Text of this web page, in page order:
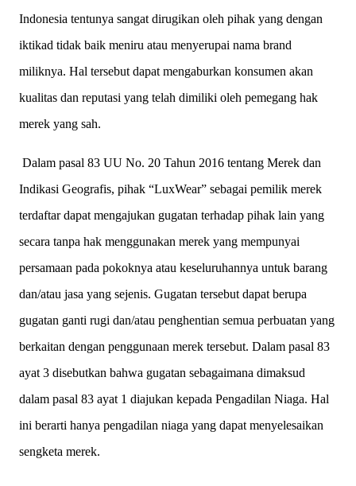
Indonesia tentunya sangat dirugikan oleh pihak yang dengan
iktikad tidak baik meniru atau menyerupai nama brand
miliknya. Hal tersebut dapat mengaburkan konsumen akan
kualitas dan reputasi yang telah dimiliki oleh pemegang hak
merek yang sah.
Dalam pasal 83 UU No. 20 Tahun 2016 tentang Merek dan
Indikasi Geografis, pihak “LuxWear” sebagai pemilik merek
terdaftar dapat mengajukan gugatan terhadap pihak lain yang
secara tanpa hak menggunakan merek yang mempunyai
persamaan pada pokoknya atau keseluruhannya untuk barang
dan/atau jasa yang sejenis. Gugatan tersebut dapat berupa
gugatan ganti rugi dan/atau penghentian semua perbuatan yang
berkaitan dengan penggunaan merek tersebut. Dalam pasal 83
ayat 3 disebutkan bahwa gugatan sebagaimana dimaksud
dalam pasal 83 ayat 1 diajukan kepada Pengadilan Niaga. Hal
ini berarti hanya pengadilan niaga yang dapat menyelesaikan
sengketa merek.